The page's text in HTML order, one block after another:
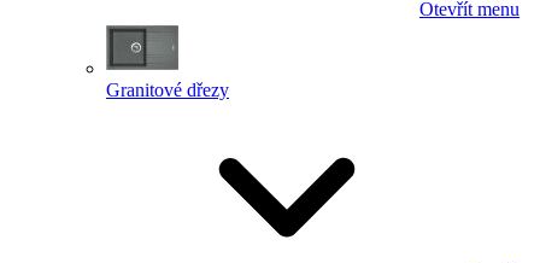
Otevřít menu
Granitové dřezy